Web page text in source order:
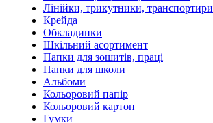
Лінійки, трикутники, транспортири
Крейда
Обкладинки
Шкільний асортимент
Папки для зошитів, праці
Папки для школи
Альбоми
Кольоровий папір
Кольоровий картон
Гумки